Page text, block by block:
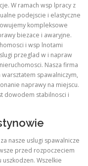
W ramach wsp lpracy z
podejscie i elastyczne
kompleksowe
biezace i awaryjne.
i wsp lnotami
przeglad w i napraw
Nasza firma
spawalniczym,
naprawy na miejscu.
dowodem stabilnosci i
nasze uslugi spawalnicze
przed rozpoczeciem
Wszelkie